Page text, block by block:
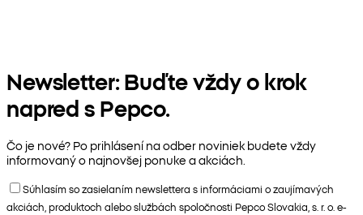
Newsletter: Buďte vždy o krok
napred s Pepco.
Čo je nové? Po prihlásení na odber noviniek budete vždy
informovaný o najnovšej ponuke a akciách.
Súhlasím so zasielaním newslettera s informáciami o zaujímavých
akciách, produktoch alebo službách spoločnosti Pepco Slovakia, s. r. o. e-